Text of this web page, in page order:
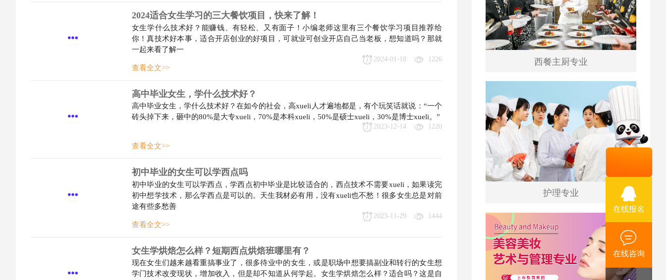
2024适合女生学习的三大餐饮项目，快来了解！
女生学什么技术好？能赚钱、有轻松、又有面子！小编老师这里有三个餐饮学习项目推荐给
你！真技术好本事，适合开店创业的好项目，可就业可创业开店自己当老板，想知道吗？那就
一起来看了解一
2024-01-18 1226
查看全文>>
高中毕业女生，学什么技术好？
高中毕业女生，学什么技术好？在如今的社会，高xueli人才遍地都是，有个玩笑话就说：“一个
砖头掉下来，砸中的80%是大专xueli，70%是本科xueli，50%是硕士xueli，30%是博士xueli。”
2023-12-14 1220
查看全文>>
初中毕业的女生可以学西点吗
初中毕业的女生可以学西点，学西点初中毕业是比较适合的，西点技术不需要xueli，如果读完
初中想学技术，那么学西点是可以的。天生我材必有用，没有xueli也不愁！很多女生总是对前
途有些多愁善
2023-11-29 1444
查看全文>>
女生学烘焙怎么样？短期西点烘焙班哪里有？
现在女生们越来越看重搞事业了，很多待业中的女生，或是职场中想要搞副业和转行的女生想
学门技术改变现状，增加收入，但是却不知道从何学起。女生学烘焙怎么样？适合吗？这是自
西餐主厨专业
护理专业
在线报名
在线咨询